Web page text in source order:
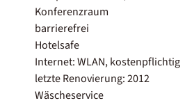
Konferenzraum
barrierefrei
Hotelsafe
Internet: WLAN, kostenpflichtig
letzte Renovierung: 2012
Wäscheservice